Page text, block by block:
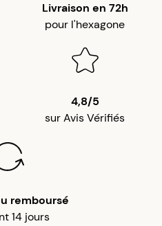
Livraison en 72h
pour l'hexagone
4,8/5
sur Avis Vérifiés
remboursé
14 jours